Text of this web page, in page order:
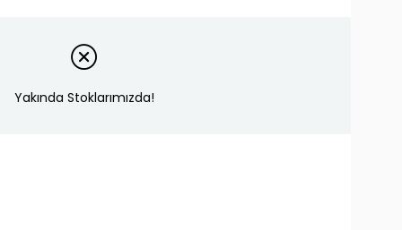
Yakında Stoklarımızda!